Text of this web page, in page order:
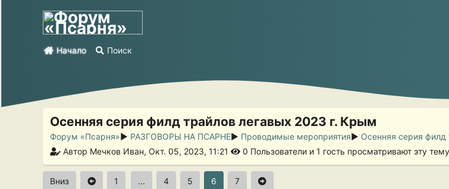
Начало Поиск
Осенняя серия филд трайлов легавых 2023 г. Крым
Форум «Псарня»► РАЗГОВОРЫ НА ПСАРНЕ► Проводимые мероприятия► Осенняя серия
Автор Мечков Иван, Окт. 05, 2023, 11:21
0 Пользователи и 1 гость просматривают эту
Вниз 1 ... 4 5 6 7